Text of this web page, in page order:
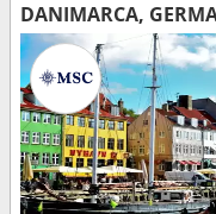
DANIMARCA,